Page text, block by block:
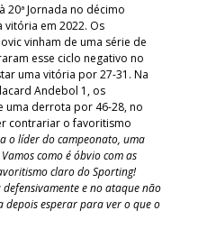
20ª Jornada no décimo
em 2022. Os
vinham de uma série de
esse ciclo negativo no
uma vitória por 27-31. Na
Andebol 1, os
uma derrota por 46-28, no
contrariar o favoritismo
o líder do campeonato, uma
como é óbvio com as
claro do Sporting!
e no ataque não
depois esperar para ver o que o